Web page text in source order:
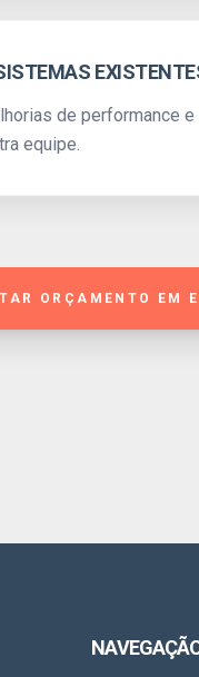
de performance
equipe.
ORÇAMENTO EM